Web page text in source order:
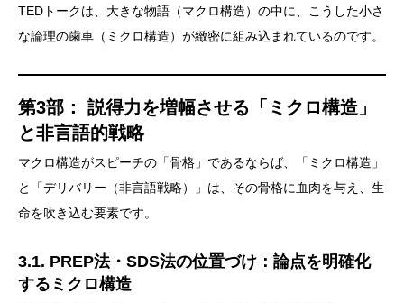
TEDトークは、大きな物語（マクロ構造）の中に、こうした小さ
な論理の歯車（ミクロ構造）が緻密に組み込まれているのです。
第3部： 説得力を増幅させる「ミクロ構造」
と非言語的戦略
マクロ構造がスピーチの「骨格」であるならば、「ミクロ構造」
と「デリバリー（非言語戦略）」は、その骨格に血肉を与え、生
命を吹き込む要素です。
3.1. PREP法・SDS法の位置づけ：論点を明確化
するミクロ構造